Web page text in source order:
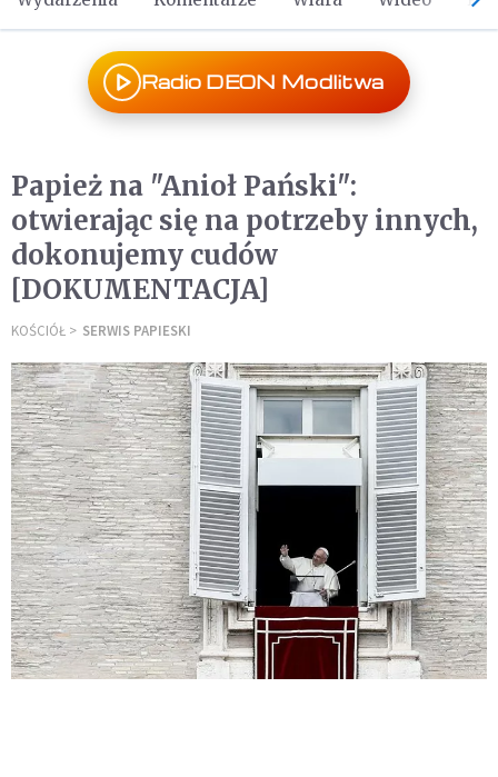
Radio DEON Modlitwa
Papież na "Anioł Pański":
otwierając się na potrzeby innych,
dokonujemy cudów
[DOKUMENTACJA]
KOŚCIÓŁ SERWIS PAPIESKI